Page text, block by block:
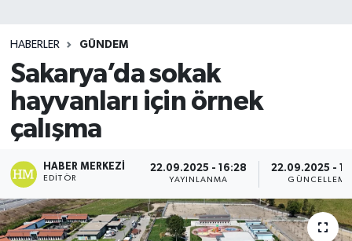
HABERLER GÜNDEM
Sakarya’da sokak
hayvanları için örnek
çalışma
HABER MERKEZI
EDITÖR
22.09.2025 - 16:28
YAYINLANMA
22.09.2025 -
GÜNCELLEME
Teknoloji
TRABZON